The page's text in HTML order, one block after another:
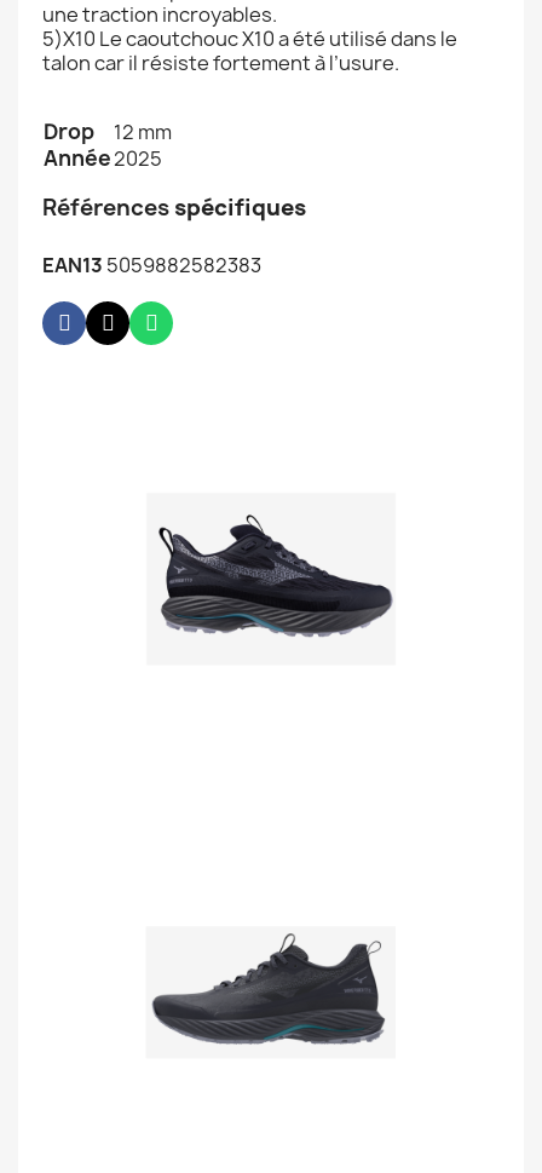
une traction incroyables.
5)X10 Le caoutchouc X10 a été utilisé dans le
talon car il résiste fortement à l’usure.
Drop 12 mm
Année2025
Références spécifiques
EAN13 5059882582383